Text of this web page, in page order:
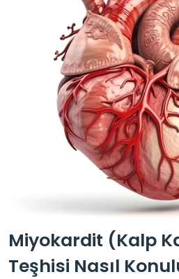
Miyokardit (Kalp
Teşhisi Nasıl